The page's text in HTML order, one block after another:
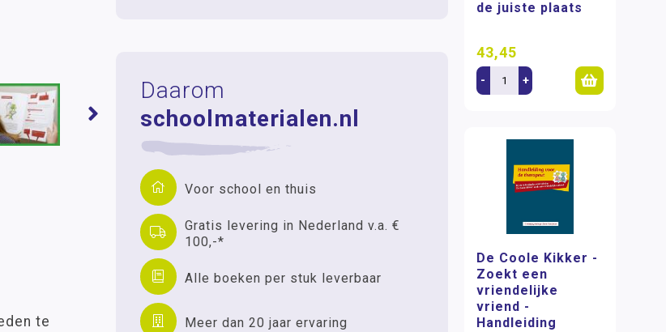
Daarom
schoolmaterialen.nl
Voor school en thuis
Gratis levering in Nederland v.a. €
100,-*
Alle boeken per stuk leverbaar
Meer dan 20 jaar ervaring
te
de juiste plaats
43,45
- +
De Coole Kikker -
Zoekt een
vriendelijke
vriend -
Handleiding